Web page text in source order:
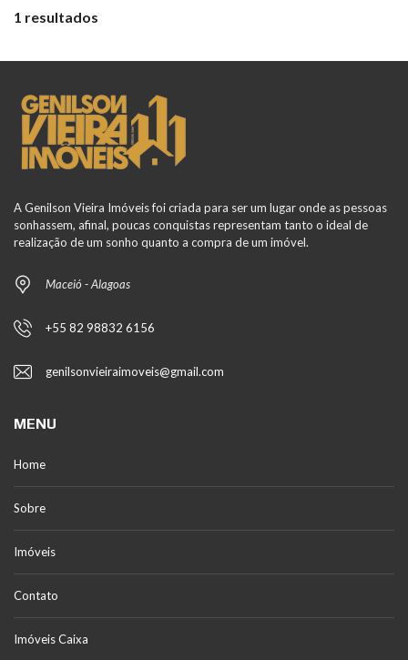
1 resultados
A Genilson Vieira Imóveis foi criada para ser um lugar onde as pessoas
sonhassem, afinal, poucas conquistas representam tanto o ideal de
realização de um sonho quanto a compra de um imóvel.
Maceió - Alagoas
+55 82 98832 6156
genilsonvieiraimoveis@gmail.com
MENU
Home
Sobre
Imóveis
Contato
Imóveis Caixa